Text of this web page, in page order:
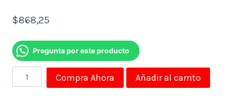
$868,25
Pregunta por este producto
Monitor
Samsung
Compra Ahora Añadir al carrito